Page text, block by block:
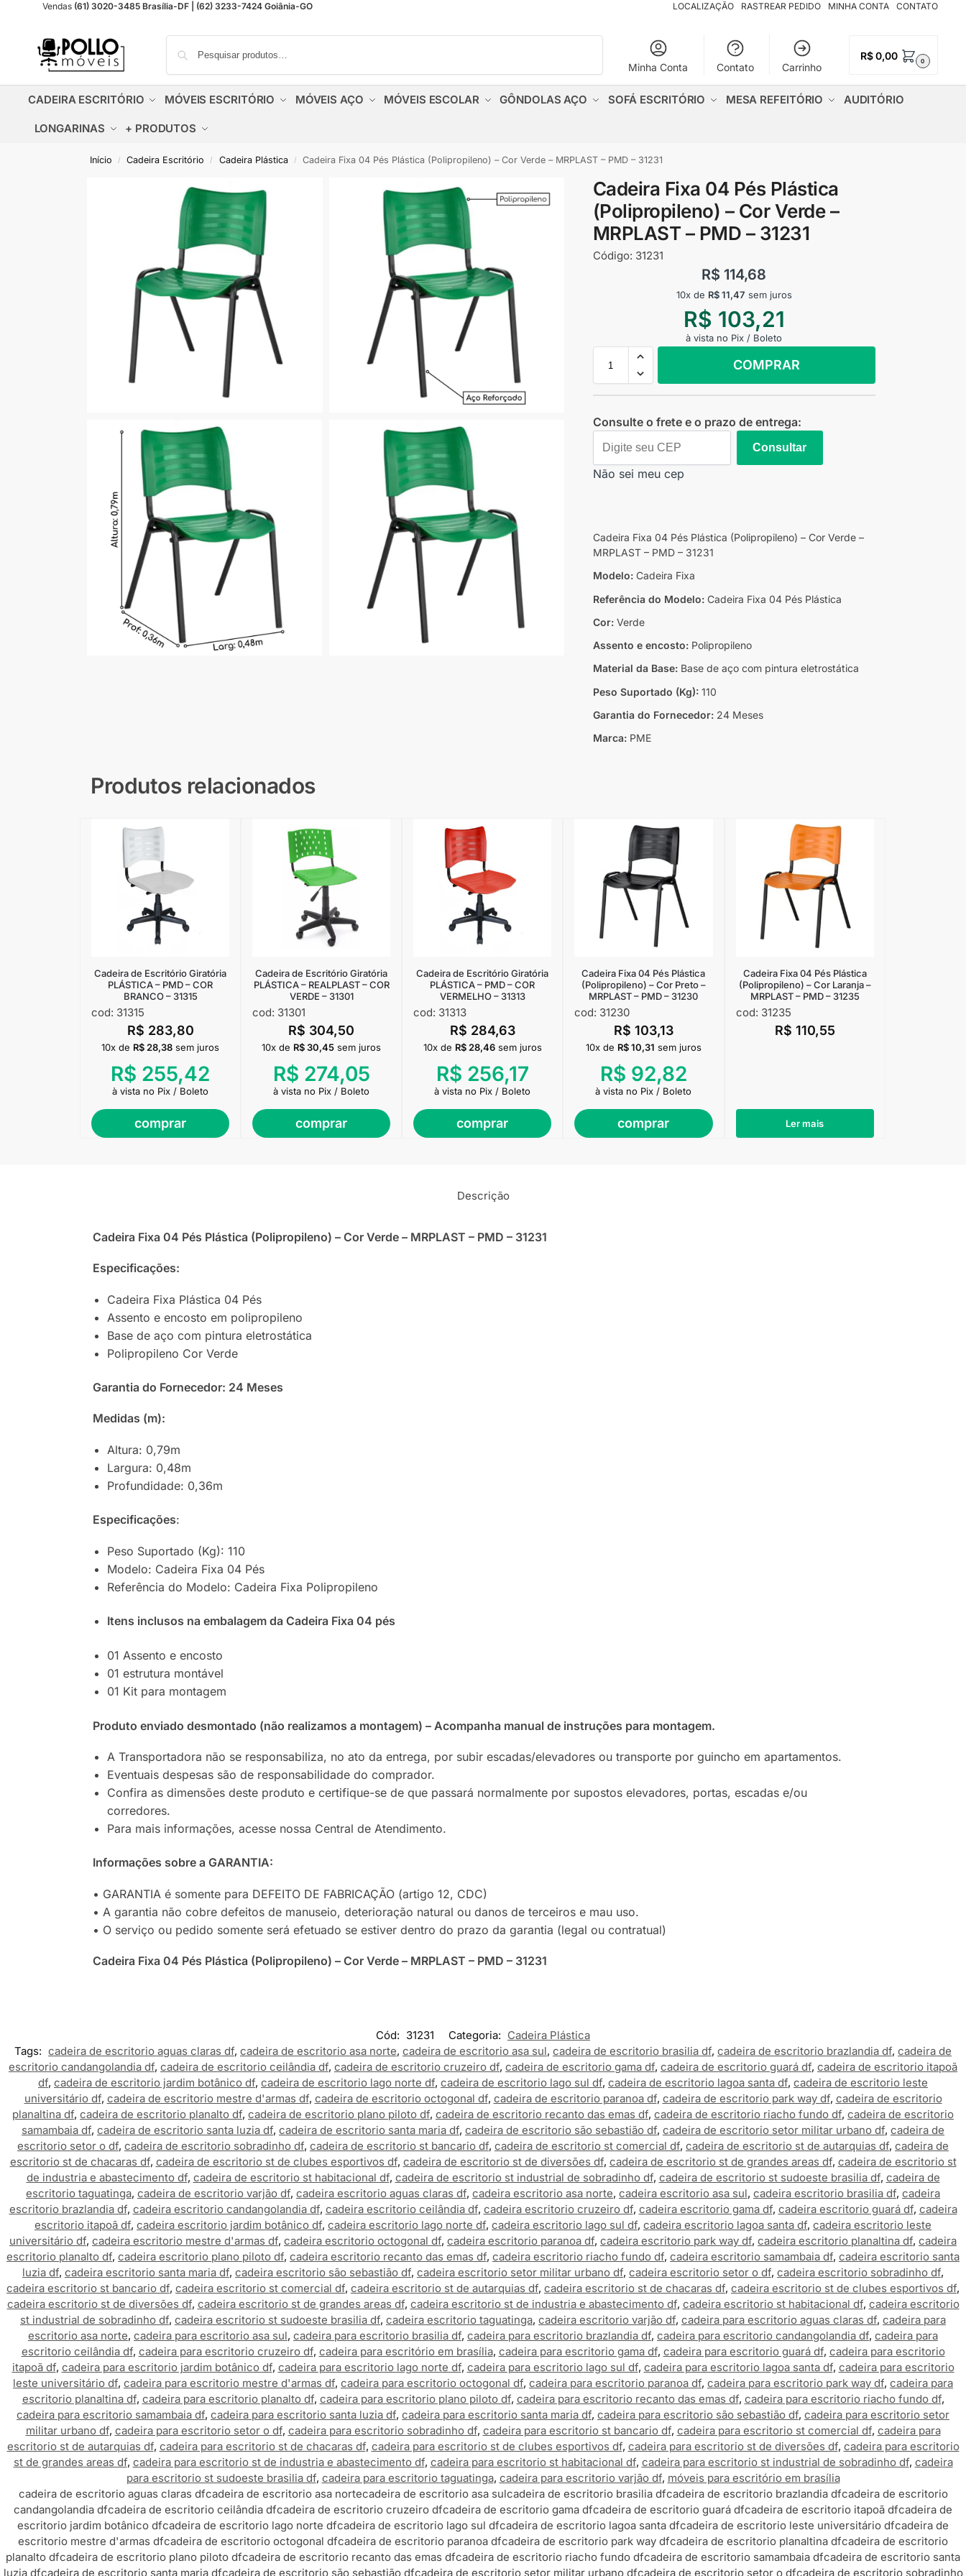
Vendas (61) 3020-3485 Brasília-DF | (62) 3233-7424 Goiânia-GO LOCALIZAÇÃO RASTREAR PEDIDO MINHA CONTA CONTATO
Minha Conta Contato Carrinho
R$0,00 0
CADEIRA ESCRITÓRIO MÓVEIS ESCRITÓRIO MÓVEIS AÇO MÓVEIS ESCOLAR GÔNDOLAS AÇO SOFÁ ESCRITÓRIO MESA REFEITÓRIO AUDITÓRIO
LONGARINAS + PRODUTOS
Início / Cadeira Escritório / Cadeira Plástica / Cadeira Fixa 04 Pés Plástica (Polipropileno) – Cor Verde – MRPLAST – PMD – 31231
Cadeira Fixa 04 Pés Plástica
(Polipropileno) – Cor Verde –
MRPLAST – PMD – 31231
Código: 31231
R$ 114,68
10x de R$11,47 sem juros
R$ 103,21
à vista no Pix / Boleto
COMPRAR
Consulte o frete e o prazo de entrega:
Consultar
Não sei meu cep
Cadeira Fixa 04 Pés Plástica (Polipropileno) – Cor Verde –
MRPLAST – PMD – 31231
Modelo:Cadeira Fixa
Referência do Modelo:Cadeira Fixa 04 Pés Plástica
Cor:Verde
Assento e encosto:Polipropileno
Material da Base:Base de aço com pintura eletrostática
Peso Suportado (Kg):110
Garantia do Fornecedor:24 Meses
Marca:PME
Produtos relacionados
Cadeira de Escritório Giratória
PLÁSTICA – PMD – COR
BRANCO – 31315
cod: 31315
R$ 283,80
comprar
10x de R$ 28,38 sem juros
R$ 255,42
à vista no Pix / Boleto
Cadeira de Escritório Giratória
PLÁSTICA – REALPLAST – COR
VERDE – 31301
cod: 31301
R$ 304,50
comprar
10x de R$30,45 sem juros
R$ 274,05
à vista no Pix / Boleto
Cadeira de Escritório Giratória
PLÁSTICA – PMD – COR
VERMELHO – 31313
cod: 31313
R$ 284,63
comprar
10x de R$28,46 sem juros
R$ 256,17
à vista no Pix / Boleto
Cadeira Fixa 04 Pés Plástica
(Polipropileno) – Cor Preto –
MRPLAST – PMD – 31230
cod: 31230
R$ 103,13
comprar
10x de R$10,31 sem juros
R$ 92,82
à vista no Pix / Boleto
Cadeira Fixa 04 Pés Plástica
(Polipropileno) – Cor Laranja –
MRPLAST – PMD – 31235
cod: 31235
R$ 110,55
Ler mais
Descrição
Cadeira Fixa 04 Pés Plástica (Polipropileno) – Cor Verde – MRPLAST – PMD – 31231
Especificações:
Cadeira Fixa Plástica 04 Pés
Assento e encosto em polipropileno
Base de aço com pintura eletrostática
Polipropileno Cor Verde
Garantia do Fornecedor: 24 Meses
Medidas (m):
Altura: 0,79m
Largura: 0,48m
Profundidade: 0,36m
Especificações:
Peso Suportado (Kg): 110
Modelo: Cadeira Fixa 04 Pés
Referência do Modelo: Cadeira Fixa Polipropileno
Itens inclusos na embalagem da Cadeira Fixa 04 pés
01 Assento e encosto
01 estrutura montável
01 Kit para montagem
Produto enviado desmontado (não realizamos a montagem) – Acompanha manual de instruções para montagem.
A Transportadora não se responsabiliza, no ato da entrega, por subir escadas/elevadores ou transporte por guincho em apartamentos.
Eventuais despesas são de responsabilidade do comprador.
Confira as dimensões deste produto e certifique-se de que passará normalmente por supostos elevadores, portas, escadas e/ou
corredores.
Para mais informações, acesse nossa Central de Atendimento.
Informações sobre a GARANTIA:
• GARANTIA é somente para DEFEITO DE FABRICAÇÃO (artigo 12, CDC)
• A garantia não cobre defeitos de manuseio, deterioração natural ou danos de terceiros e mau uso.
• O serviço ou pedido somente será efetuado se estiver dentro do prazo da garantia (legal ou contratual)
Cadeira Fixa 04 Pés Plástica (Polipropileno) – Cor Verde – MRPLAST – PMD – 31231
Cód: 31231 Categoria: Cadeira Plástica
Tags: cadeira de escritorio aguas claras df, cadeira de escritorio asa norte, cadeira de escritorio asa sul, cadeira de escritorio brasilia df, cadeira de escritorio brazlandia df, cadeira de
escritorio candangolandia df, cadeira de escritorio ceilândia df, cadeira de escritorio cruzeiro df, cadeira de escritorio gama df, cadeira de escritorio guará df, cadeira de escritorio itapoã
df, cadeira de escritorio jardim botânico df, cadeira de escritorio lago norte df, cadeira de escritorio lago sul df, cadeira de escritorio lagoa santa df, cadeira de escritorio leste
universitário df, cadeira de escritorio mestre d'armas df, cadeira de escritorio octogonal df, cadeira de escritorio paranoa df, cadeira de escritorio park way df, cadeira de escritorio
planaltina df, cadeira de escritorio planalto df, cadeira de escritorio plano piloto df, cadeira de escritorio recanto das emas df, cadeira de escritorio riacho fundo df, cadeira de escritorio
samambaia df, cadeira de escritorio santa luzia df, cadeira de escritorio santa maria df, cadeira de escritorio são sebastião df, cadeira de escritorio setor militar urbano df, cadeira de
escritorio setor o df, cadeira de escritorio sobradinho df, cadeira de escritorio st bancario df, cadeira de escritorio st comercial df, cadeira de escritorio st de autarquias df, cadeira de
escritorio st de chacaras df, cadeira de escritorio st de clubes esportivos df, cadeira de escritorio st de diversões df, cadeira de escritorio st de grandes areas df, cadeira de escritorio st
de industria e abastecimento df, cadeira de escritorio st habitacional df, cadeira de escritorio st industrial de sobradinho df, cadeira de escritorio st sudoeste brasilia df, cadeira de
escritorio taguatinga, cadeira de escritorio varjão df, cadeira escritorio aguas claras df, cadeira escritorio asa norte, cadeira escritorio asa sul, cadeira escritorio brasilia df, cadeira
escritorio brazlandia df, cadeira escritorio candangolandia df, cadeira escritorio ceilândia df, cadeira escritorio cruzeiro df, cadeira escritorio gama df, cadeira escritorio guará df, cadeira
escritorio itapoã df, cadeira escritorio jardim botânico df, cadeira escritorio lago norte df, cadeira escritorio lago sul df, cadeira escritorio lagoa santa df, cadeira escritorio leste
universitário df, cadeira escritorio mestre d'armas df, cadeira escritorio octogonal df, cadeira escritorio paranoa df, cadeira escritorio park way df, cadeira escritorio planaltina df, cadeira
escritorio planalto df, cadeira escritorio plano piloto df, cadeira escritorio recanto das emas df, cadeira escritorio riacho fundo df, cadeira escritorio samambaia df, cadeira escritorio santa
luzia df, cadeira escritorio santa maria df, cadeira escritorio são sebastião df, cadeira escritorio setor militar urbano df, cadeira escritorio setor o df, cadeira escritorio sobradinho df,
cadeira escritorio st bancario df, cadeira escritorio st comercial df, cadeira escritorio st de autarquias df, cadeira escritorio st de chacaras df, cadeira escritorio st de clubes esportivos df,
cadeira escritorio st de diversões df, cadeira escritorio st de grandes areas df, cadeira escritorio st de industria e abastecimento df, cadeira escritorio st habitacional df, cadeira escritorio
st industrial de sobradinho df, cadeira escritorio st sudoeste brasilia df, cadeira escritorio taguatinga, cadeira escritorio varjão df, cadeira para escritorio aguas claras df, cadeira para
escritorio asa norte, cadeira para escritorio asa sul, cadeira para escritorio brasilia df, cadeira para escritorio brazlandia df, cadeira para escritorio candangolandia df, cadeira para
escritorio ceilândia df, cadeira para escritorio cruzeiro df, cadeira para escritório em brasília, cadeira para escritorio gama df, cadeira para escritorio guará df, cadeira para escritorio
itapoã df, cadeira para escritorio jardim botânico df, cadeira para escritorio lago norte df, cadeira para escritorio lago sul df, cadeira para escritorio lagoa santa df, cadeira para escritorio
leste universitário df, cadeira para escritorio mestre d'armas df, cadeira para escritorio octogonal df, cadeira para escritorio paranoa df, cadeira para escritorio park way df, cadeira para
escritorio planaltina df, cadeira para escritorio planalto df, cadeira para escritorio plano piloto df, cadeira para escritorio recanto das emas df, cadeira para escritorio riacho fundo df,
cadeira para escritorio samambaia df, cadeira para escritorio santa luzia df, cadeira para escritorio santa maria df, cadeira para escritorio são sebastião df, cadeira para escritorio setor
militar urbano df, cadeira para escritorio setor o df, cadeira para escritorio sobradinho df, cadeira para escritorio st bancario df, cadeira para escritorio st comercial df, cadeira para
escritorio st de autarquias df, cadeira para escritorio st de chacaras df, cadeira para escritorio st de clubes esportivos df, cadeira para escritorio st de diversões df, cadeira para escritorio
st de grandes areas df, cadeira para escritorio st de industria e abastecimento df, cadeira para escritorio st habitacional df, cadeira para escritorio st industrial de sobradinho df, cadeira
para escritorio st sudoeste brasilia df, cadeira para escritorio taguatinga, cadeira para escritorio varjão df, móveis para escritório em brasília
cadeira de escritorio aguas claras dfcadeira de escritorio asa nortecadeira de escritorio asa sulcadeira de escritorio brasilia dfcadeira de escritorio brazlandia dfcadeira de escritorio
candangolandia dfcadeira de escritorio ceilândia dfcadeira de escritorio cruzeiro dfcadeira de escritorio gama dfcadeira de escritorio guará dfcadeira de escritorio itapoã dfcadeira de
escritorio jardim botânico dfcadeira de escritorio lago norte dfcadeira de escritorio lago sul dfcadeira de escritorio lagoa santa dfcadeira de escritorio leste universitário dfcadeira de
escritorio mestre d'armas dfcadeira de escritorio octogonal dfcadeira de escritorio paranoa dfcadeira de escritorio park way dfcadeira de escritorio planaltina dfcadeira de escritorio
planalto dfcadeira de escritorio plano piloto dfcadeira de escritorio recanto das emas dfcadeira de escritorio riacho fundo dfcadeira de escritorio samambaia dfcadeira de escritorio santa
luzia dfcadeira de escritorio santa maria dfcadeira de escritorio são sebastião dfcadeira de escritorio setor militar urbano dfcadeira de escritorio setor o dfcadeira de escritorio sobradinho